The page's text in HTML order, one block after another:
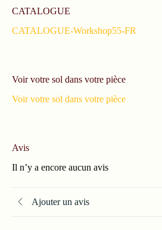
CATALOGUE
CATALOGUE-Workshop55-FR
Voir votre sol dans votre pièce
Voir votre sol dans votre pièce
Avis
Il n’y a encore aucun avis
Ajouter un avis